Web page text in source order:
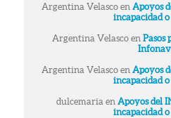
Argentina Velascoen Apoyos
incapacidad
Argentina Velasco en Pasos
Argentina Velascoen Apoyos
incapacidad
dulcemaria en Apoyos del
incapacidad